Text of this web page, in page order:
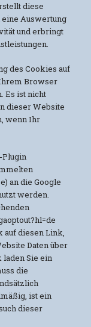
diese
Auswertung
und erbringt
des Cookies auf
Browser
Es ist nicht
dieser Website
wenn Ihr
an die Google
werden.
diesen Link,
Daten über
Sie ein
die
ist ein
dieser